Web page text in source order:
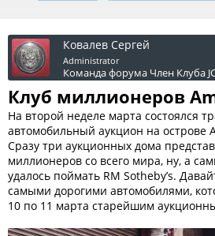
Ковалев Сергей
Administrator
Команда форума Член Клуба
Клуб миллионеров
На второй неделе марта состоялся
автомобильный аукцион на острове
Сразу три аукционных дома
миллионеров со всего мира, ну, а
удалось поймать RM Sothebyʼs.
самыми дорогими автомобилями,
10 по 11 марта старейшим